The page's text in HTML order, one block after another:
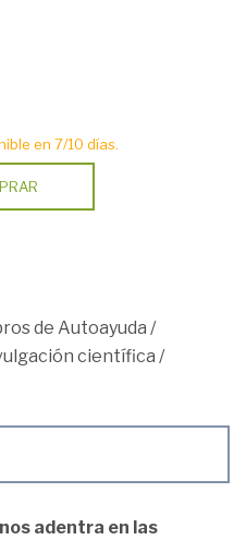
en 7/10 días.
de Autoayuda /
científica /
adentra en las